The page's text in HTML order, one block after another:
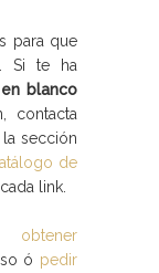
para que
Si te ha
blanco
contacta
sección
de
link.
obtener
ó pedir